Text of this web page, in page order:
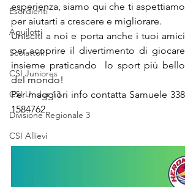
Esordienti
Aquilotti
Scoiattoli
CSI Juniores
CSI Under 13
Divisione Regionale 3
CSI Allievi
esperienza, siamo qui che ti aspettiamo
per aiutarti a crescere e migliorare.
Unisciti a noi e porta anche i tuoi amici
per scoprire il divertimento di giocare
insieme praticando  lo sport più bello
del mondo!
Per maggiori info contatta Samuele 338
1584762